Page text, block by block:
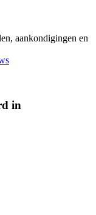
aankondigingen en
in